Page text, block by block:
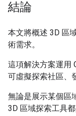
結論
本文將概述 3D 區
術需求。
這項解決方案運用
可虛擬探索社區、
無論是展示某個區
3D 區域探索工具